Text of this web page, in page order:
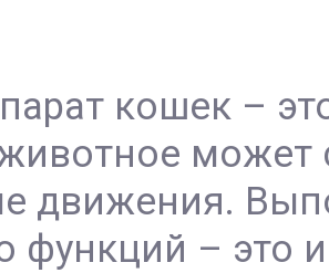
кошек –
может
движения.
функций – это